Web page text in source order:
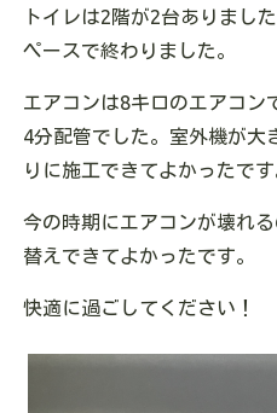
トイレは2階が2台ありまし
ペースで終わりました。
エアコンは8キロのエアコン
4分配管でした。室外機が大
りに施工できてよかったです
今の時期にエアコンが壊れ
替えできてよかったです。
快適に過ごしてください！